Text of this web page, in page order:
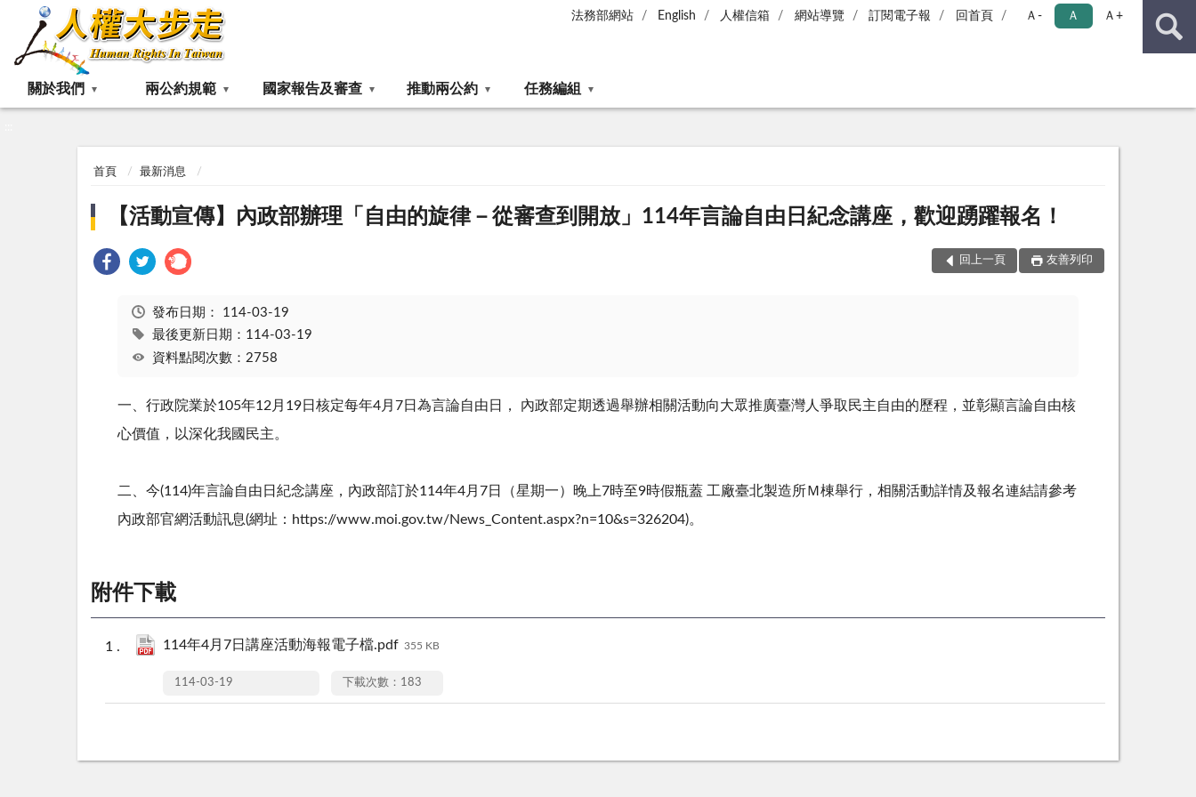
法務部網站 English 人權信箱 網站導覽 訂閱電子報 回首頁 Ａ- Ａ Ａ+
關於我們 兩公約規範 國家報告及審查 推動兩公約 任務編組
首頁 最新消息
【活動宣傳】內政部辦理「自由的旋律－從審查到開放」114年言論自由日紀念講座，歡迎踴躍報名！
回上一頁 友善列印
發布日期： 114-03-19
最後更新日期：114-03-19
資料點閱次數：2758
一、行政院業於105年12月19日核定每年4月7日為言論自由日， 內政部定期透過舉辦相關活動向大眾推廣臺灣人爭取民主自由的歷程，並彰顯言論自由核
心價值，以深化我國民主。
二、今(114)年言論自由日紀念講座，內政部訂於114年4月7日（星期一）晚上7時至9時假瓶蓋 工廠臺北製造所Ｍ棟舉行，相關活動詳情及報名連結請參考
內政部官網活動訊息(網址：https://www.moi.gov.tw/News_Content.aspx?n=10&s=326204)。
附件下載
114年4月7日講座活動海報電子檔.pdf 355 KB
114-03-19 下載次數：183